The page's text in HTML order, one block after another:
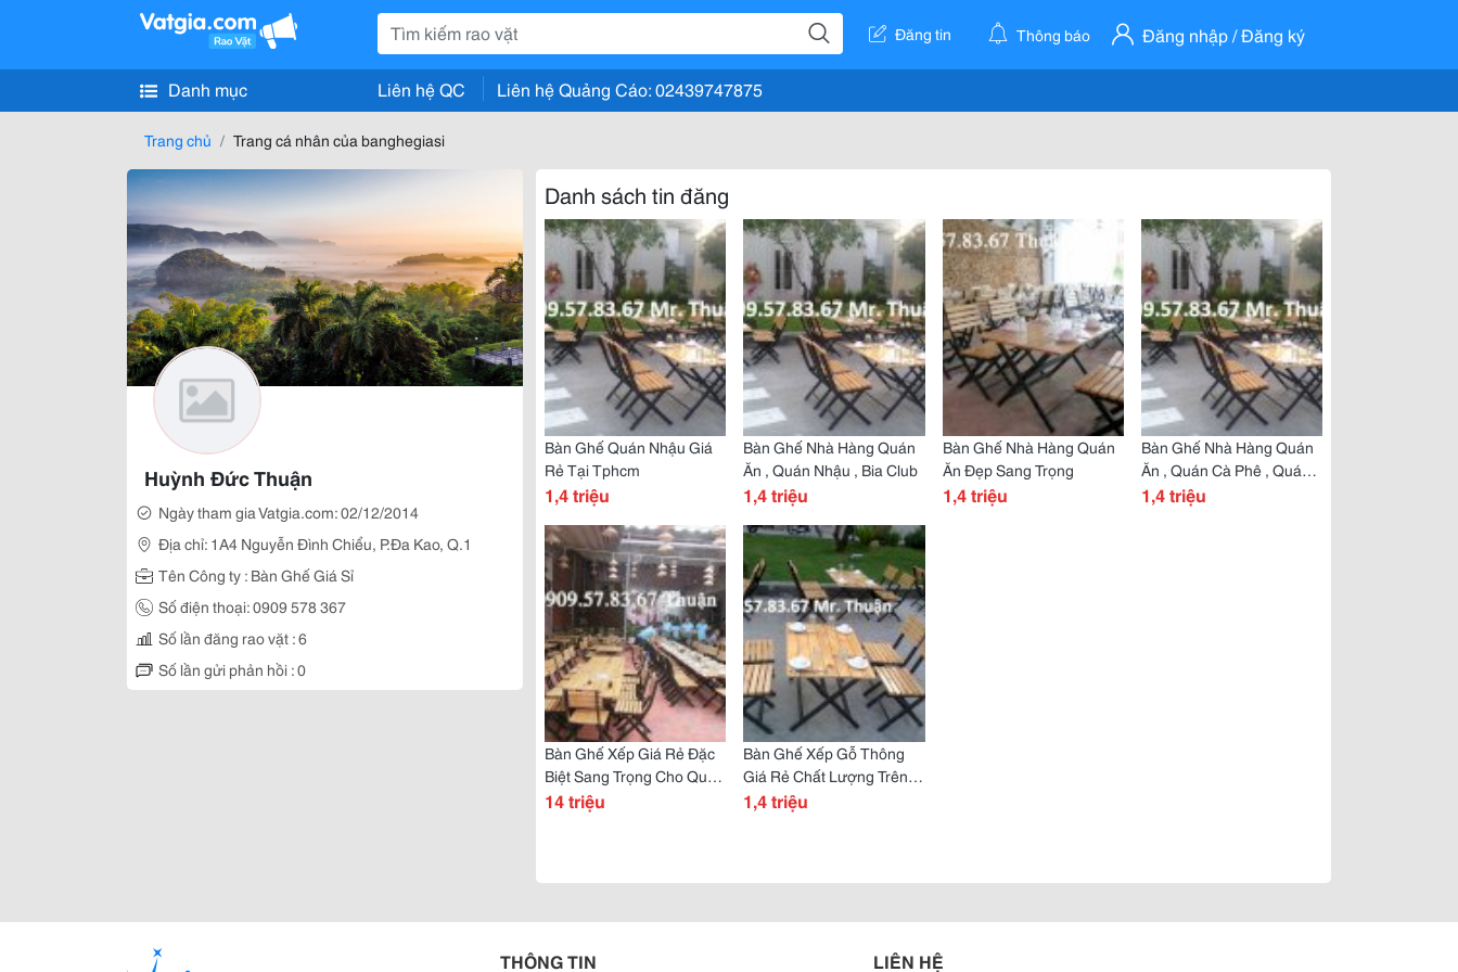
Đăng tin Thông báo Đăng nhập / Đăng ký
Danh mục Liên hệ QC Liên hệ Quảng Cáo: 02439747875
Trang chủ Trang cá nhân của banghegiasi
Huỳnh Đức Thuận
Ngày tham gia Vatgia.com: 02/12/2014
Địa chỉ: 1A4 Nguyễn Đình Chiểu, P.Đa Kao, Q.1
Tên Công ty : Bàn Ghế Giá Sỉ
Số điện thoại: 0909 578 367
Số lần đăng rao vặt : 6
Số lần gửi phản hồi : 0
Danh sách tin đăng
Bàn Ghế Quán Nhậu Giá
Rẻ Tại Tphcm
1,4 triệu
Bàn Ghế Nhà Hàng Quán
Ăn , Quán Nhậu , Bia Club
1,4 triệu
Bàn Ghế Nhà Hàng Quán
Ăn Đẹp Sang Trọng
1,4 triệu
Bàn Ghế Nhà Hàng Quán
Ăn , Quán Cà Phê , Quán
Nhậu .
1,4 triệu
Bàn Ghế Xếp Giá Rẻ Đặc
Biệt Sang Trọng Cho Quán
Ăn Nhà Hàng Quán Nhậu ,
14 triệu
Bàn Ghế Xếp Gỗ Thông
Giá Rẻ Chất Lượng Trên
Cả Tuyệt Vời
1,4 triệu
THÔNG TIN LIÊN HỆ